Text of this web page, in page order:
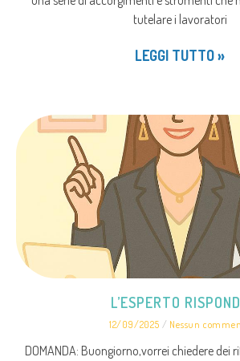
tutelare i lavoratori
LEGGI TUTTO »
L’ESPERTO
12/09/2025 Nessun
DOMANDA: Buongiorno,vorrei chiedere